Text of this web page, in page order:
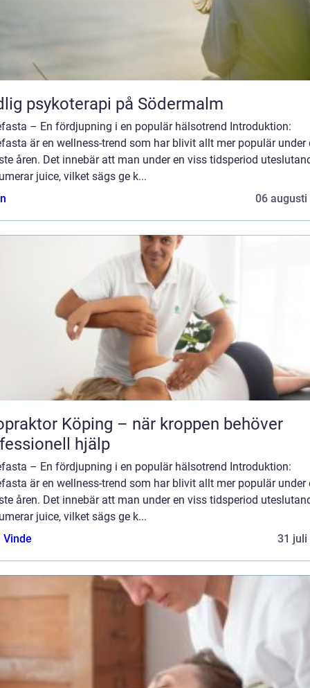
psykoterapi på Södermalm
– En fördjupning i en populär hälsotrend Introduktion:
är en wellness-trend som har blivit allt mer populär under
åren. Det innebär att man under en viss tidsperiod
juice, vilket sägs ge k...
06 augusti
Köping – när kroppen behöver
hjälp
– En fördjupning i en populär hälsotrend Introduktion:
är en wellness-trend som har blivit allt mer populär under
åren. Det innebär att man under en viss tidsperiod
juice, vilket sägs ge k...
Vinde
31 juli